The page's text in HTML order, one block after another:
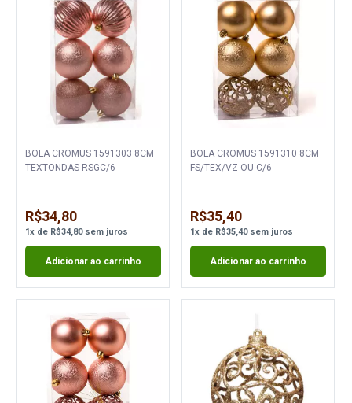
BOLA CROMUS 1591303 8CM
TEXTONDAS RSGC/6
R$34,80
1x de R$34,80sem juros
Adicionar ao carrinho
BOLA CROMUS 1591310 8CM
FS/TEX/VZ OU C/6
R$35,40
1xde R$35,40sem juros
Adicionar ao carrinho